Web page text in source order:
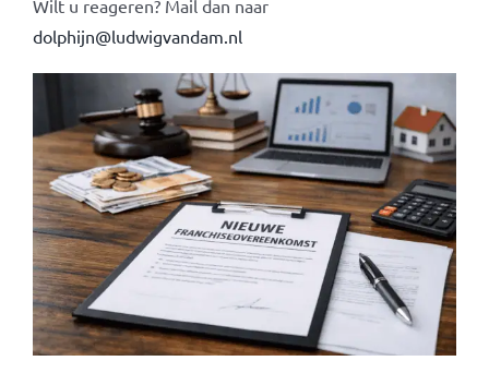
Wilt u reageren? Mail dan naar
dolphijn@ludwigvandam.nl